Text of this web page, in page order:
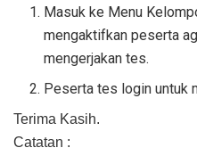
Masuk ke Menu
mengaktifkan peserta
mengerjakan tes.
Peserta tes login untuk
Terima Kasih.
Catatan :